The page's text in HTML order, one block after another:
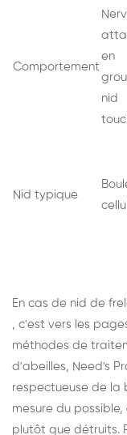
Comportement
en
nid
Nid typique
En cas de nid de
, c'est vers les
méthodes de
d'abeilles, Need's
respectueuse de la
mesure du possible,
plutôt que détruits.